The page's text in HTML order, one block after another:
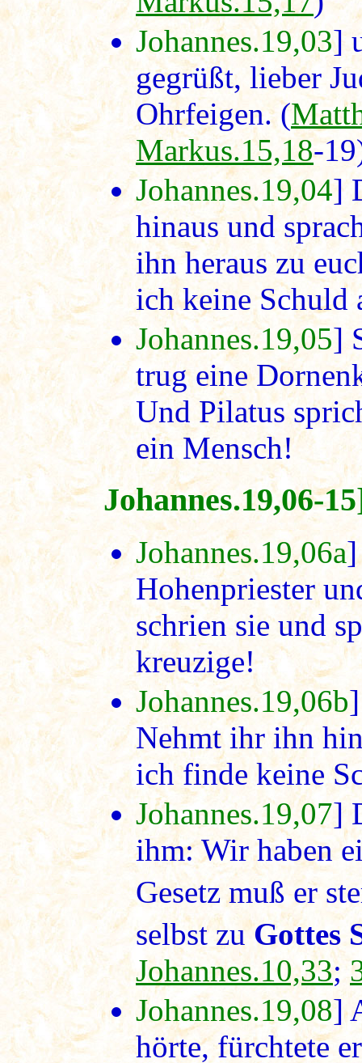
Johannes.19,03]
gegrüßt, lieber
Ohrfeigen. (
Markus.15,18-
Johannes.19,04]
hinaus und
ihn heraus zu
ich keine Schuld
Johannes.19,05]
trug eine
Und Pilatus
ein Mensch!
Johannes.19,06-
Johannes.19,06a]
Hohenpriester
schrien sie und
kreuzige!
Johannes.19,06b
Nehmt ihr ihn
ich finde keine
Johannes.19,07]
ihm: Wir haben
Gesetz muß er
selbst zuGottes
Johannes.10,33;
Johannes.19,08]
hörte, fürchtete